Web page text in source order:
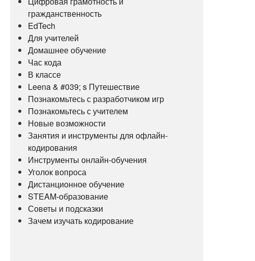
гражданственность
EdTech
Для учителей
Домашнее обучение
Час кода
В классе
Leena & #039; s Путешествие
Познакомьтесь с разработчиком игр
Познакомьтесь с учителем
Новые возможности
Занятия и инструменты для офлайн-
кодирования
Инструменты онлайн-обучения
Уголок вопроса
Дистанционное обучение
STEAM-образование
Советы и подсказки
Зачем изучать кодирование